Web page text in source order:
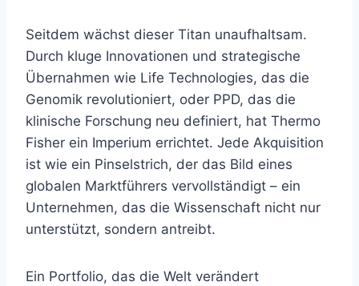
Seitdem wächst dieser Titan unaufhaltsam.
Durch kluge Innovationen und strategische
Übernahmen wie Life Technologies, das die
Genomik revolutioniert, oder PPD, das die
klinische Forschung neu definiert, hat Thermo
Fisher ein Imperium errichtet. Jede Akquisition
ist wie ein Pinselstrich, der das Bild eines
globalen Marktführers vervollständigt – ein
Unternehmen, das die Wissenschaft nicht nur
unterstützt, sondern antreibt.
Ein Portfolio, das die Welt verändert